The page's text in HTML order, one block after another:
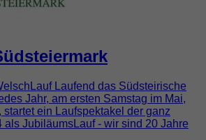
Laufend das Südsteirische
Jahr, am ersten Samstag im Mai,
startet ein Laufspektakel der ganz
als JubiläumsLauf - wir sind 20 Jahre